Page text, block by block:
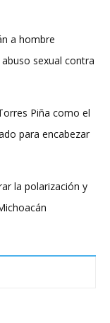
a hombre
sexual contra
Piña como el
para encabezar
la polarización y